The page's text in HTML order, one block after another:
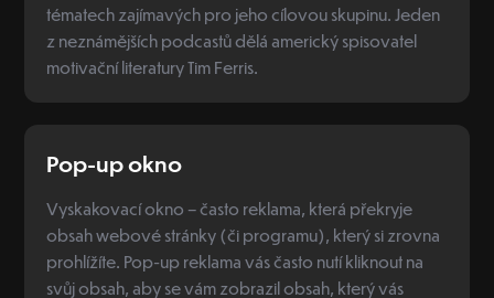
tématech zajímavých pro jeho cílovou skupinu. Jeden
z neznámějších podcastů dělá americký spisovatel
motivační literatury Tim Ferris.
Pop-up okno
Vyskakovací okno – často reklama, která překryje
obsah webové stránky (či programu), který si zrovna
prohlížíte. Pop-up reklama vás často nutí kliknout na
svůj obsah, aby se vám zobrazil obsah, který vás